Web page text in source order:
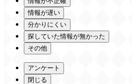
情報が遅い
分かりにくい
探していた情報が無かった
その他
アンケート
閉じる